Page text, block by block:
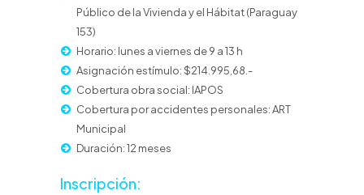
Público de la Vivienda y el Hábitat (Paraguay
153)
Horario: lunes a viernes de 9 a 13 h
Asignación estímulo: $214.995,68.-
Cobertura obra social: IAPOS
Cobertura por accidentes personales: ART
Municipal
Duración: 12 meses
Inscripción: